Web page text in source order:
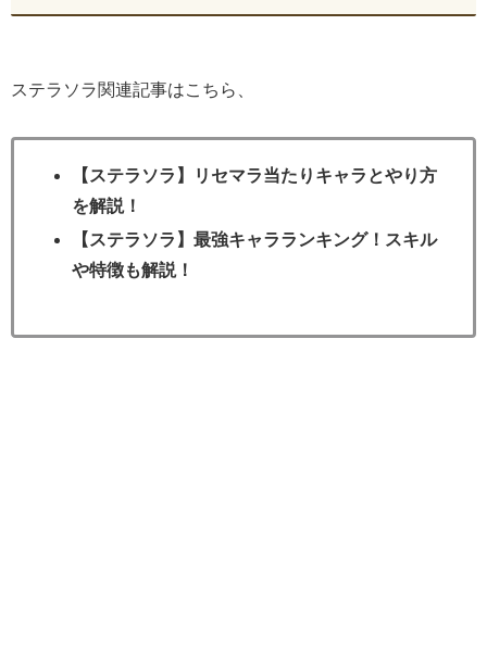
ステラソラ関連記事はこちら、
【ステラソラ】リセマラ当たりキャラとやり方
を解説！
【ステラソラ】最強キャラランキング！スキル
や特徴も解説！